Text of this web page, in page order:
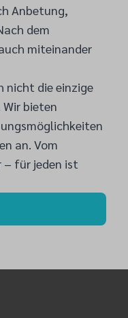
Anbetung,
dem
miteinander
nicht die einzige
bieten
an. Vom
– für jeden ist